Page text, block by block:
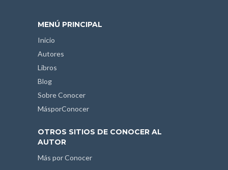
MENÚ PRINCIPAL
Inicio
Autores
Libros
Blog
Sobre Conocer
MásporConocer
OTROS SITIOS DE CONOCER AL
AUTOR
Más por Conocer